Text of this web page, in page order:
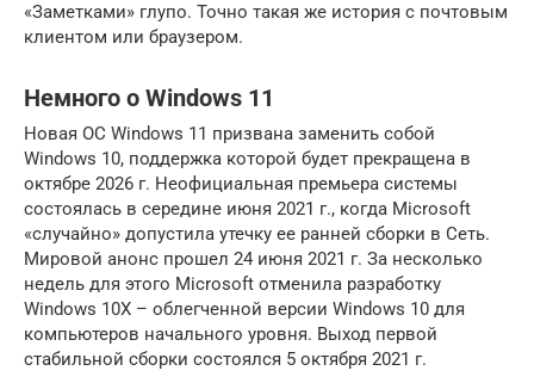
«Заметками» глупо. Точно такая же история с почтовым
клиентом или браузером.
Немного о Windows 11
Новая ОС Windows 11 призвана заменить собой
Windows 10, поддержка которой будет прекращена в
октябре 2026 г. Неофициальная премьера системы
состоялась в середине июня 2021 г., когда Microsoft
«случайно» допустила утечку ее ранней сборки в Сеть.
Мировой анонс прошел 24 июня 2021 г. За несколько
недель для этого Microsoft отменила разработку
Windows 10X – облегченной версии Windows 10 для
компьютеров начального уровня. Выход первой
стабильной сборки состоялся 5 октября 2021 г.